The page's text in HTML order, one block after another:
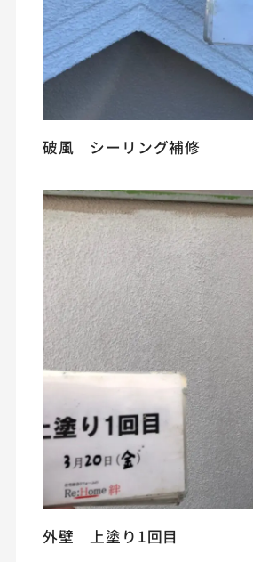
破風 シーリング補修
外壁 上塗り1回目